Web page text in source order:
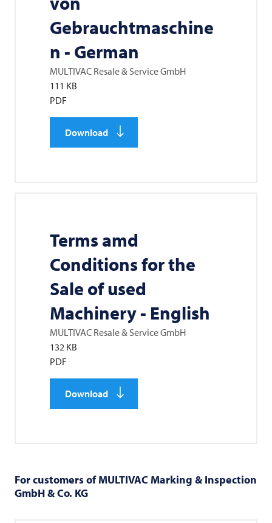
Gebrauchtmaschine
n - German
MULTIVAC Resale & Service GmbH
111 KB
PDF
Download
Terms amd
Conditions for the
Sale of used
Machinery - English
MULTIVAC Resale & Service GmbH
132 KB
PDF
Download
For customers ofMULTIVAC Marking & Inspection
GmbH & Co. KG